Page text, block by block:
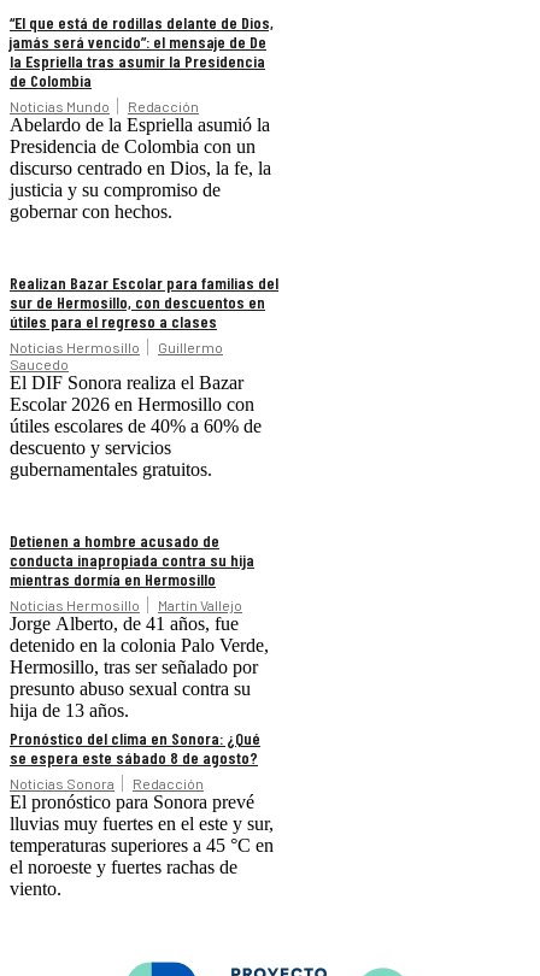
“El que está de rodillas delante de Dios,
jamás será vencido”: el mensaje de De
la Espriella tras asumir la Presidencia
de Colombia
Noticias Mundo Redacción
Abelardo de la Espriella asumió la
Presidencia de Colombia con un
discurso centrado en Dios, la fe, la
justicia y su compromiso de
gobernar con hechos.
Realizan Bazar Escolar para familias del
sur de Hermosillo, con descuentos en
útiles para el regreso a clases
Noticias Hermosillo
Guillermo
Saucedo
El DIF Sonora realiza el Bazar
Escolar 2026 en Hermosillo con
útiles escolares de 40% a 60% de
descuento y servicios
gubernamentales gratuitos.
Detienen a hombre acusado de
conducta inapropiada contra su hija
mientras dormía en Hermosillo
Noticias Hermosillo Martín Vallejo
Jorge Alberto, de 41 años, fue
detenido en la colonia Palo Verde,
Hermosillo, tras ser señalado por
presunto abuso sexual contra su
hija de 13 años.
Pronóstico del clima en Sonora: ¿Qué
se espera este sábado 8 de agosto?
Noticias Sonora Redacción
El pronóstico para Sonora prevé
lluvias muy fuertes en el este y sur,
temperaturas superiores a 45 °C en
el noroeste y fuertes rachas de
viento.